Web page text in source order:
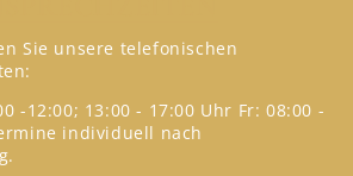
Sie unsere telefonischen
-12:00; 13:00 - 17:00 Uhr Fr: 08:00 -
individuell nach